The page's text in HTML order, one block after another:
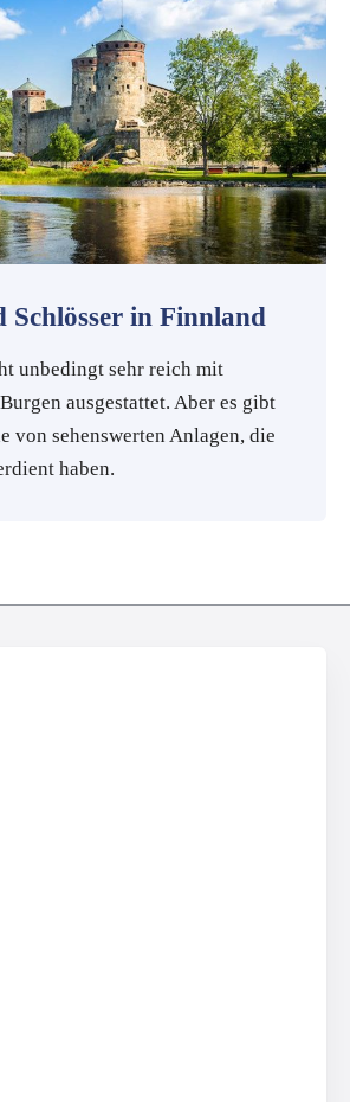
Schlösser in Finnland
unbedingt sehr reich mit
ausgestattet. Aber es gibt
von sehenswerten Anlagen, die
haben.